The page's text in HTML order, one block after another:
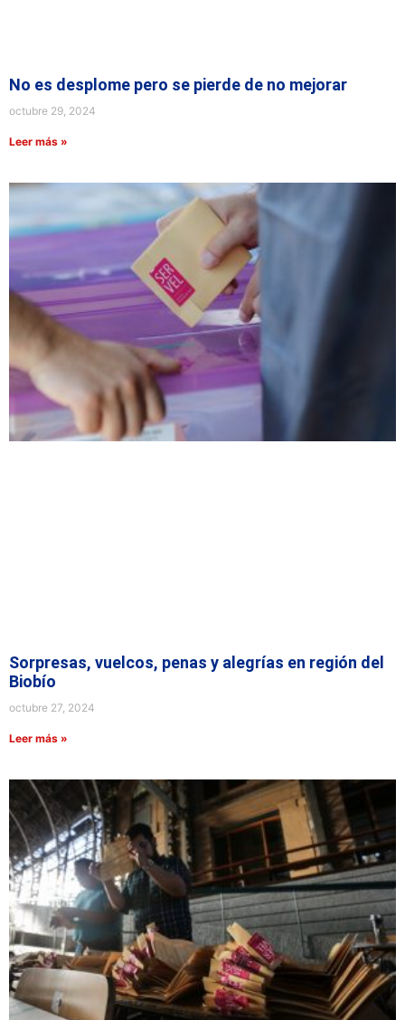
No es desplome pero se pierde de no mejorar
octubre 29, 2024
Leer más »
Sorpresas, vuelcos, penas y alegrías en región del
Biobío
octubre 27, 2024
Leer más »